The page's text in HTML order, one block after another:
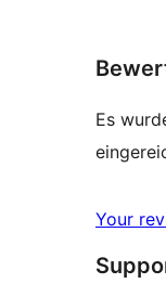
Es
Your